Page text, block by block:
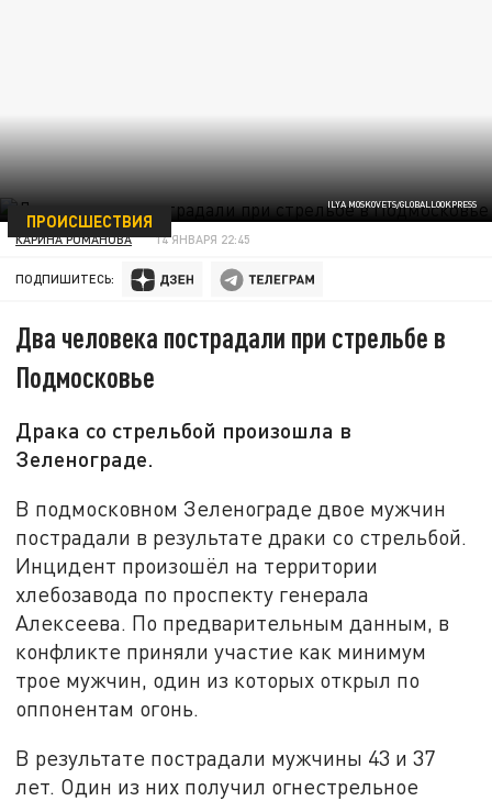
ILYA MOSKOVETS/GLOBALLOOKPRESS
ПРОИСШЕСТВИЯ
КАРИНА РОМАНОВА 14 ЯНВАРЯ 22:45
ПОДПИШИТЕСЬ:
Два человека пострадали при стрельбе в
Подмосковье
Драка со стрельбой произошла в
Зеленограде.
В подмосковном Зеленограде двое мужчин
пострадали в результате драки со стрельбой.
Инцидент произошёл на территории
хлебозавода по проспекту генерала
Алексеева. По предварительным данным, в
конфликте приняли участие как минимум
трое мужчин, один из которых открыл по
оппонентам огонь.
В результате пострадали мужчины 43 и 37
лет. Один из них получил огнестрельное